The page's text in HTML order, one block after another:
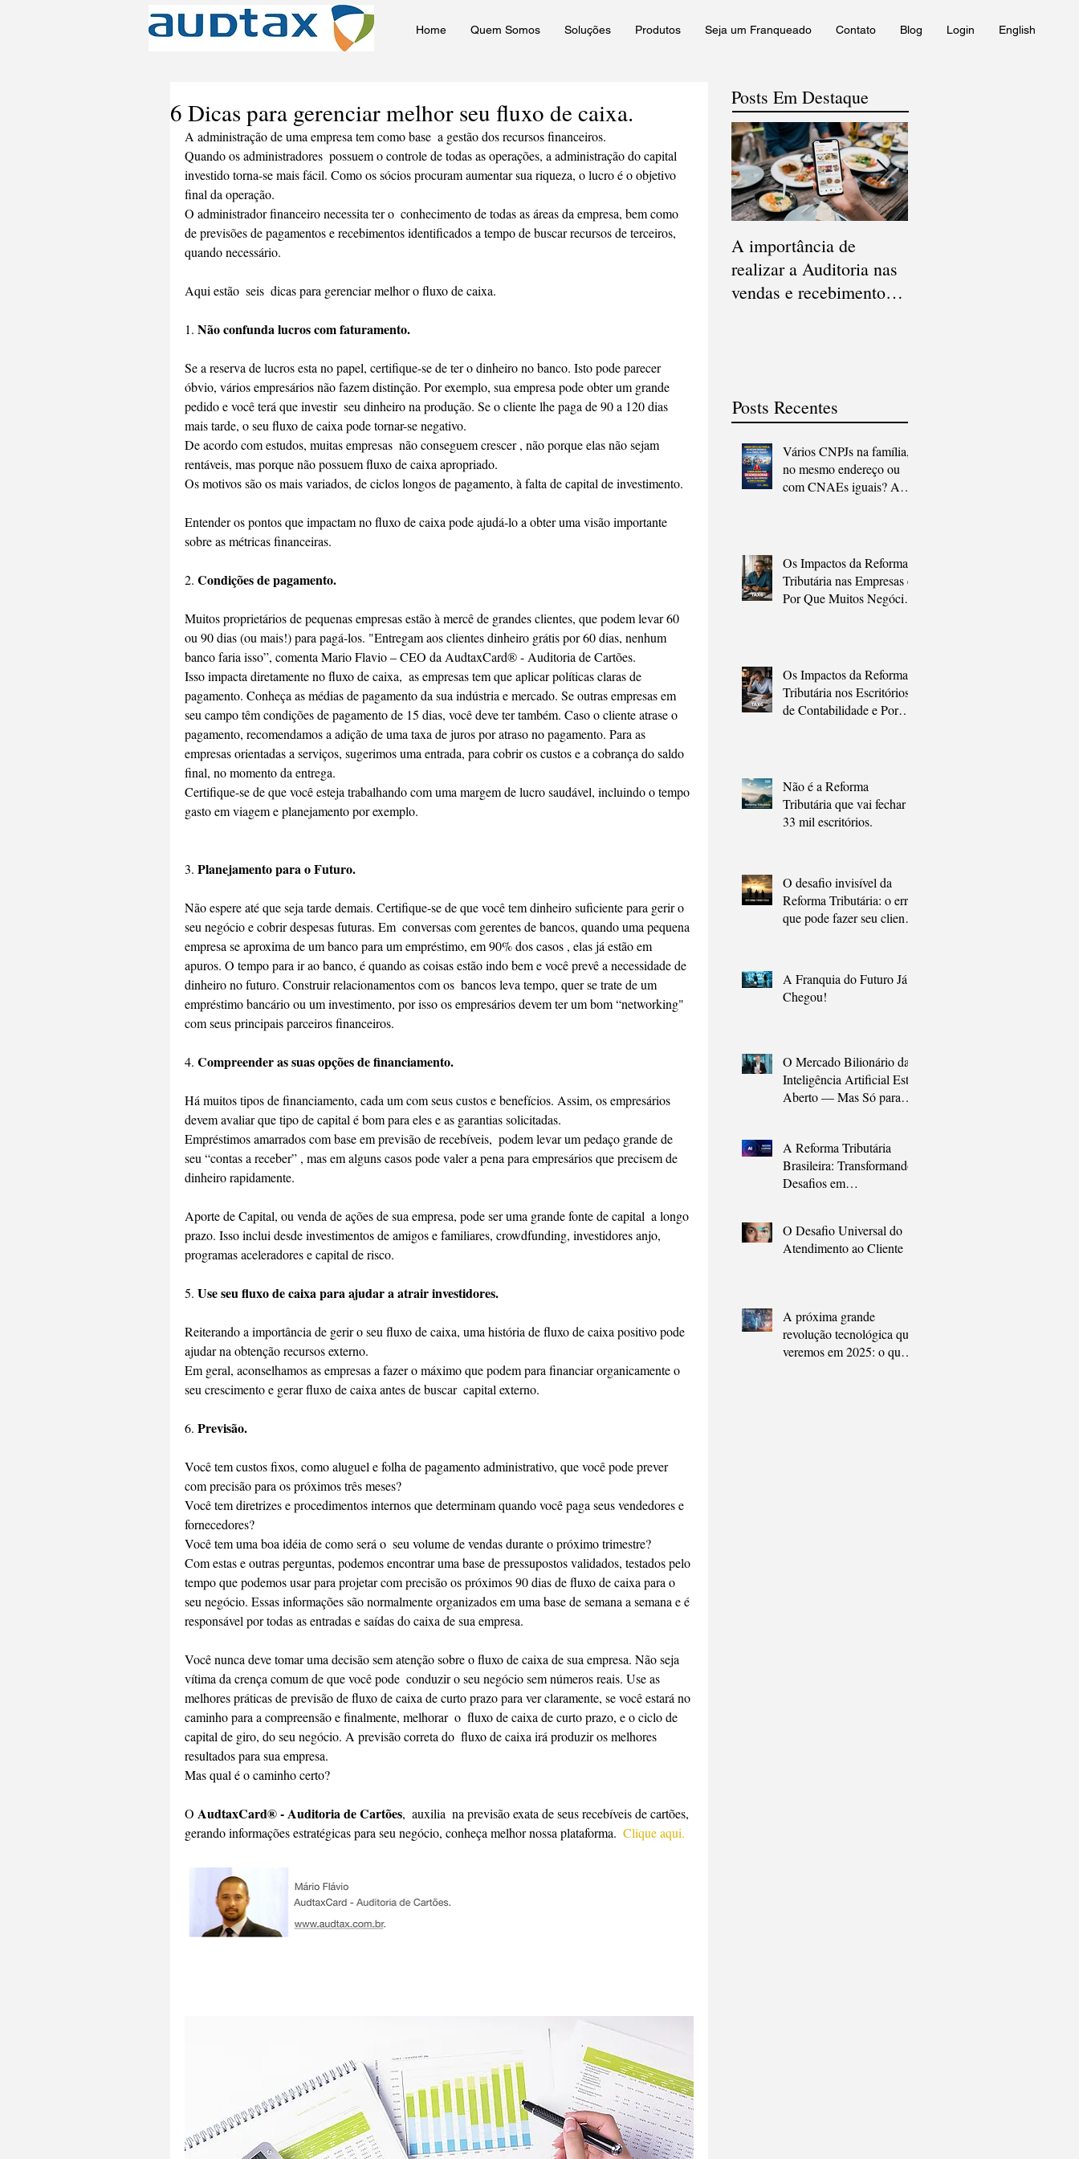
Home Quem Somos Soluções Produtos Seja um Franqueado Contato Blog Login English
6 Dicas para gerenciar melhor seu fluxo de caixa.
A administração de uma empresa tem como base  a gestão dos recursos financeiros.
Quando os administradores  possuem o controle de todas as operações, a administração do capital
investido torna-se mais fácil. Como os sócios procuram aumentar sua riqueza, o lucro é o objetivo
final da operação.
O administrador financeiro necessita ter o  conhecimento de todas as áreas da empresa, bem como
de previsões de pagamentos e recebimentos identificados a tempo de buscar recursos de terceiros,
quando necessário.
Aqui estão  seis  dicas para gerenciar melhor o fluxo de caixa.
1. Não confunda lucros com faturamento.
Se a reserva de lucros esta no papel, certifique-se de ter o dinheiro no banco. Isto pode parecer
óbvio, vários empresários não fazem distinção. Por exemplo, sua empresa pode obter um grande
pedido e você terá que investir  seu dinheiro na produção. Se o cliente lhe paga de 90 a 120 dias
mais tarde, o seu fluxo de caixa pode tornar-se negativo.
De acordo com estudos, muitas empresas  não conseguem crescer , não porque elas não sejam
rentáveis, mas porque não possuem fluxo de caixa apropriado.
Os motivos são os mais variados, de ciclos longos de pagamento, à falta de capital de investimento.
Entender os pontos que impactam no fluxo de caixa pode ajudá-lo a obter uma visão importante
sobre as métricas financeiras.
2. Condições de pagamento.
Muitos proprietários de pequenas empresas estão à mercê de grandes clientes, que podem levar 60
ou 90 dias (ou mais!) para pagá-los. "Entregam aos clientes dinheiro grátis por 60 dias, nenhum
banco faria isso”, comenta Mario Flavio – CEO da AudtaxCard® - Auditoria de Cartões.
Isso impacta diretamente no fluxo de caixa,  as empresas tem que aplicar políticas claras de
pagamento. Conheça as médias de pagamento da sua indústria e mercado. Se outras empresas em
seu campo têm condições de pagamento de 15 dias, você deve ter também. Caso o cliente atrase o
pagamento, recomendamos a adição de uma taxa de juros por atraso no pagamento. Para as
empresas orientadas a serviços, sugerimos uma entrada, para cobrir os custos e a cobrança do saldo
final, no momento da entrega.
Certifique-se de que você esteja trabalhando com uma margem de lucro saudável, incluindo o tempo
gasto em viagem e planejamento por exemplo.
3. Planejamento para o Futuro.
Não espere até que seja tarde demais. Certifique-se de que você tem dinheiro suficiente para gerir o
seu negócio e cobrir despesas futuras. Em  conversas com gerentes de bancos, quando uma pequena
empresa se aproxima de um banco para um empréstimo, em 90% dos casos , elas já estão em
apuros. O tempo para ir ao banco, é quando as coisas estão indo bem e você prevê a necessidade de
dinheiro no futuro. Construir relacionamentos com os  bancos leva tempo, quer se trate de um
empréstimo bancário ou um investimento, por isso os empresários devem ter um bom “networking"
com seus principais parceiros financeiros.
4. Compreender as suas opções de financiamento.
Há muitos tipos de financiamento, cada um com seus custos e benefícios. Assim, os empresários
devem avaliar que tipo de capital é bom para eles e as garantias solicitadas.
Empréstimos amarrados com base em previsão de recebíveis,  podem levar um pedaço grande de
seu “contas a receber” , mas em alguns casos pode valer a pena para empresários que precisem de
dinheiro rapidamente.
Aporte de Capital, ou venda de ações de sua empresa, pode ser uma grande fonte de capital  a longo
prazo. Isso inclui desde investimentos de amigos e familiares, crowdfunding, investidores anjo,
programas aceleradores e capital de risco.
5. Use seu fluxo de caixa para ajudar a atrair investidores.
Reiterando a importância de gerir o seu fluxo de caixa, uma história de fluxo de caixa positivo pode
ajudar na obtenção recursos externo.
Em geral, aconselhamos as empresas a fazer o máximo que podem para financiar organicamente o
seu crescimento e gerar fluxo de caixa antes de buscar  capital externo.
6. Previsão.
Você tem custos fixos, como aluguel e folha de pagamento administrativo, que você pode prever
com precisão para os próximos três meses?
Você tem diretrizes e procedimentos internos que determinam quando você paga seus vendedores e
fornecedores?
Você tem uma boa idéia de como será o  seu volume de vendas durante o próximo trimestre?
Com estas e outras perguntas, podemos encontrar uma base de pressupostos validados, testados pelo
tempo que podemos usar para projetar com precisão os próximos 90 dias de fluxo de caixa para o
seu negócio. Essas informações são normalmente organizados em uma base de semana a semana e é
responsável por todas as entradas e saídas do caixa de sua empresa.
Você nunca deve tomar uma decisão sem atenção sobre o fluxo de caixa de sua empresa. Não seja
vítima da crença comum de que você pode  conduzir o seu negócio sem números reais. Use as
melhores práticas de previsão de fluxo de caixa de curto prazo para ver claramente, se você estará no
caminho para a compreensão e finalmente, melhorar  o  fluxo de caixa de curto prazo, e o ciclo de
capital de giro, do seu negócio. A previsão correta do  fluxo de caixa irá produzir os melhores
resultados para sua empresa.
Mas qual é o caminho certo?
O AudtaxCard® - Auditoria de Cartões,  auxilia  na previsão exata de seus recebíveis de cartões,
gerando informações estratégicas para seu negócio, conheça melhor nossa plataforma. Clique aqui.
Posts Em Destaque
A importância de
realizar a Auditoria nas
vendas e recebimentos
Posts Recentes
Vários CNPJs na família,
no mesmo endereço ou
com CNAEs iguais? A
Nacional.
Os Impactos da Reforma
Tributária nas Empresas e
Por Que Muitos Negócios
Os Impactos da Reforma
Tributária nos Escritórios
de Contabilidade e Por
Não é a Reforma
Tributária que vai fechar
33 mil escritórios.
O desafio invisível da
Reforma Tributária: o erro
que pode fazer seu cliente
A Franquia do Futuro Já
Chegou!
O Mercado Bilionário da
Inteligência Artificial Está
Aberto — Mas Só para
A Reforma Tributária
Brasileira: Transformando
Desafios em
O Desafio Universal do
Atendimento ao Cliente
A próxima grande
revolução tecnológica que
veremos em 2025: o que